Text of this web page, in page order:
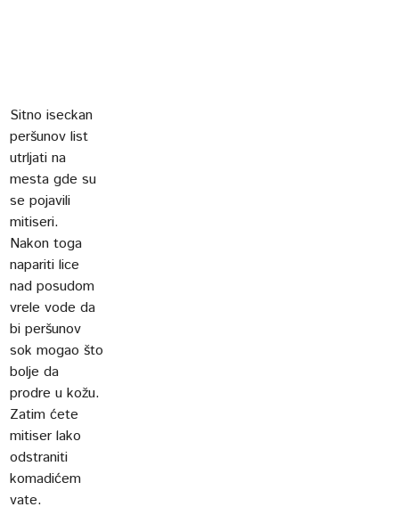
Sitno iseckan
peršunov list
utrljati na
mesta gde su
se pojavili
mitiseri.
Nakon toga
napariti lice
nad posudom
vrele vode da
bi peršunov
sok mogao što
bolje da
prodre u kožu.
Zatim ćete
mitiser lako
odstraniti
komadićem
vate.